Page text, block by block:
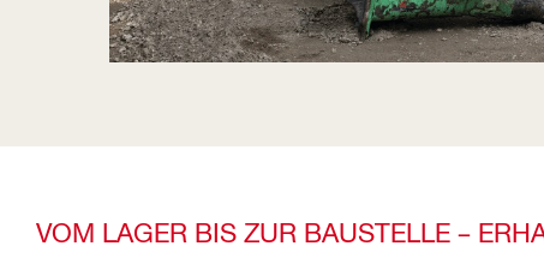
VOM LAGER BIS ZUR BAUSTELLE –